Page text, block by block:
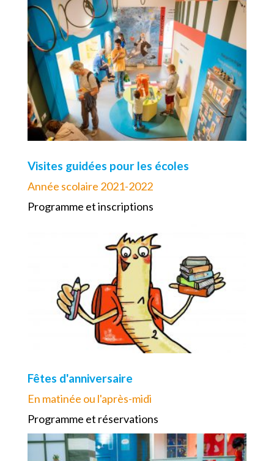
Visites guidées pour les écoles
Année scolaire 2021-2022
Programme et inscriptions
Fêtes d'anniversaire
En matinée ou l'après-midi
Programme et réservations